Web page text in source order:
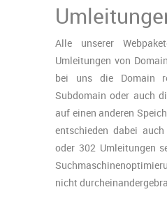
Alle unserer
Umleitungen von
bei uns die Domain
Subdomain oder auch
auf einen anderen
entschieden dabei
oder 302 Umleitungen
nicht